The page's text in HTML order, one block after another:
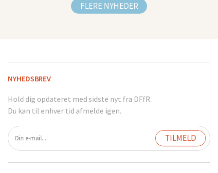
FLERE NYHEDER
NYHEDSBREV
Hold dig opdateret med sidste nyt fra DFfR.
Du kan til enhver tid afmelde igen.